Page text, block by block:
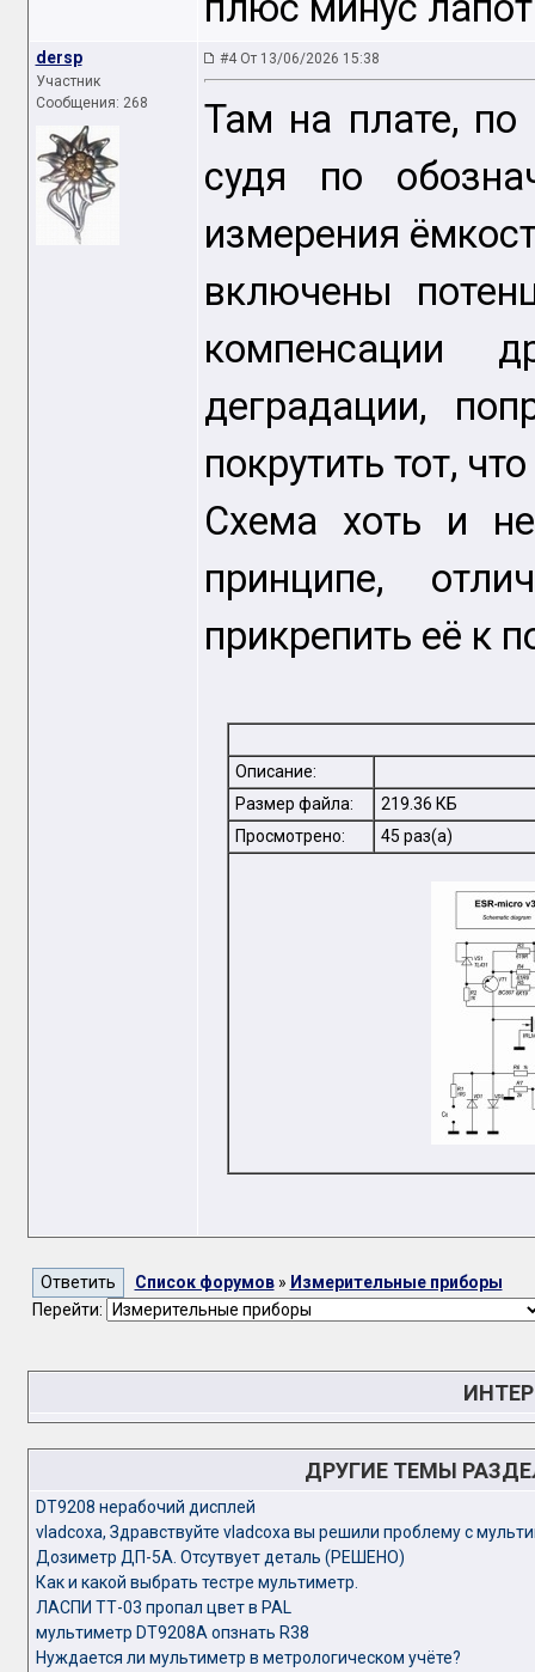
dersp
Участник
Сообщения: 268
#4 От 13/06/2026 15:38
Там на плате, по
судя по
измерения
включены
компенсации
деградации,
покрутить тот,
Схема хоть и
принципе,
прикрепить её к
Описание:
Размер файла:
219.36 КБ
Просмотрено:
45 раз(а)
Список форумов» Измерительные приборы
Перейти:
ДРУГИЕ ТЕМЫ
DT9208 нерабочий дисплей
vladcoxa, Здравствуйте vladcoxa вы решили проблему с
Дозиметр ДП-5А. Отсутвует деталь (РЕШЕНО)
Как и какой выбрать тестре мультиметр.
ЛАСПИ ТТ-03 пропал цвет в PAL
мультиметр DT9208A опзнать R38
Нуждается ли мультиметр в метрологическом учёте?